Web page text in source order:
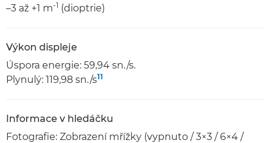
–3 až +1 m-1 (dioptrie)
Výkon displeje
Úspora energie: 59,94 sn./s.
Plynulý: 119,98 sn./s11
Informace v hledáčku
Fotografie: Zobrazení mřížky (vypnuto / 3×3 / 6×4 /